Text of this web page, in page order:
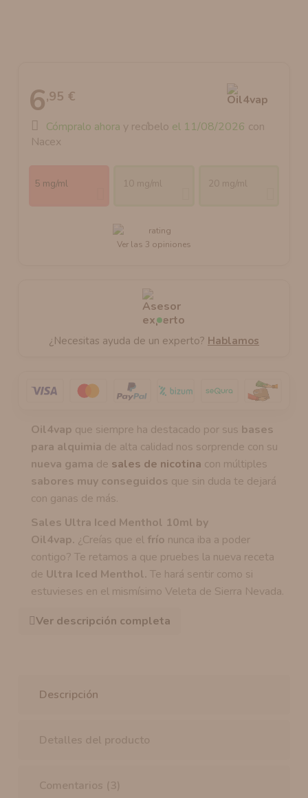
Oil4vap que siempre ha destacado por sus bases
para alquimia de alta calidad nos sorprende con su
nueva gama de sales de nicotina con múltiples
sabores muy conseguidos que sin duda te dejará
con ganas de más.
Sales Ultra Iced Menthol 10ml by
Oil4vap. ¿Creías que el frío nunca iba a poder
contigo? Te retamos a que pruebes la nueva receta
de Ultra Iced Menthol. Te hará sentir como si
estuvieses en el mismísimo Veleta de Sierra Nevada.
Ver descripción completa
6,95 €
Cómpralo ahora y recíbelo el 11/08/2026 con
Nacex
5 mg/ml 10 mg/ml 20 mg/ml
Ver las 3 opiniones
¿Necesitas ayuda de un experto? Hablamos
Descripción
Detalles del producto
Comentarios (3)